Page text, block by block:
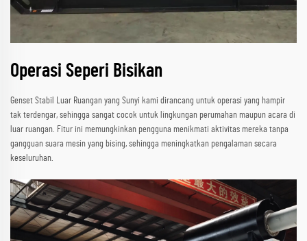
Operasi Seperi Bisikan
Genset Stabil Luar Ruangan yang Sunyi kami dirancang untuk operasi yang hampir
tak terdengar, sehingga sangat cocok untuk lingkungan perumahan maupun acara di
luar ruangan. Fitur ini memungkinkan pengguna menikmati aktivitas mereka tanpa
gangguan suara mesin yang bising, sehingga meningkatkan pengalaman secara
keseluruhan.